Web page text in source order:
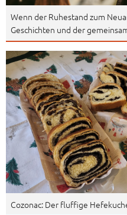
Wenn der Ruhestand zum
Geschichten und der
Cozonac: Der fluffige